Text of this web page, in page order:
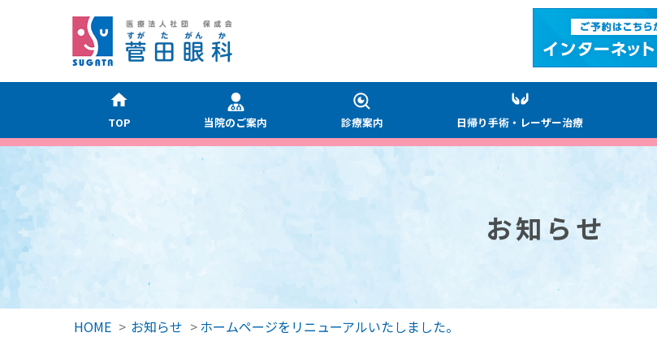
TOP 当院のご案内 診療案内 日帰り手術・レーザー治療
お知らせ
HOME > お知らせ >ホームページをリニューアルいたしました。